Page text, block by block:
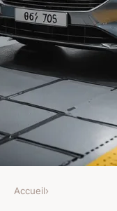
Accueil›